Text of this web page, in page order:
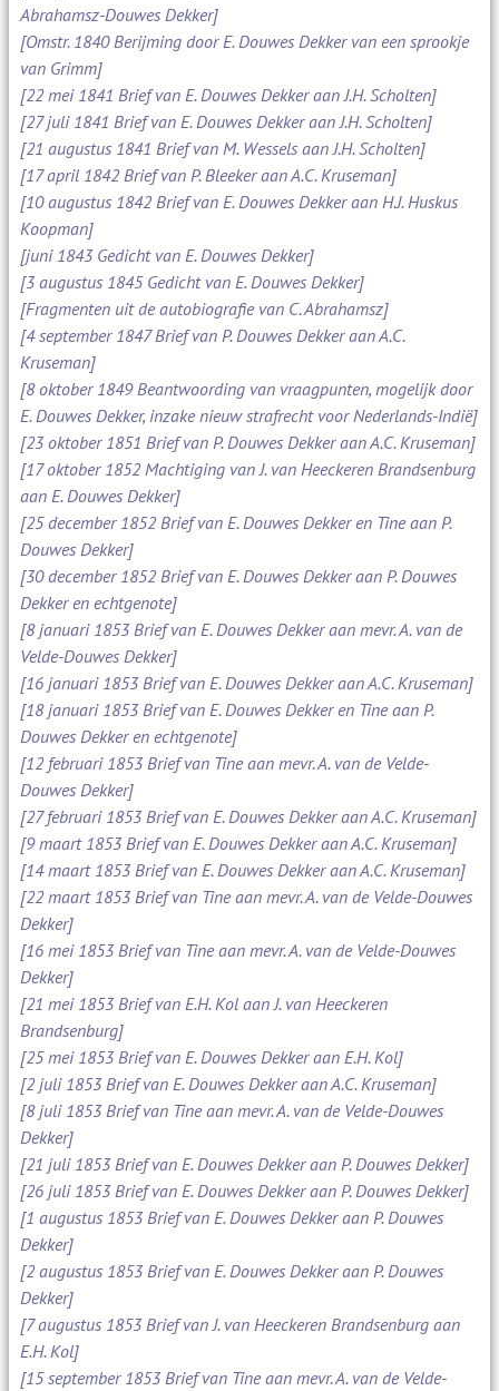
Abrahamsz-Douwes Dekker]
[Omstr. 1840 Berijming door E. Douwes Dekker van een sprookje
van Grimm]
[22 mei 1841 Brief van E. Douwes Dekker aan J.H. Scholten]
[27 juli 1841 Brief van E. Douwes Dekker aan J.H. Scholten]
[21 augustus 1841 Brief van M. Wessels aan J.H. Scholten]
[17 april 1842 Brief van P. Bleeker aan A.C. Kruseman]
[10 augustus 1842 Brief van E. Douwes Dekker aan H.J. Huskus
Koopman]
[juni 1843 Gedicht van E. Douwes Dekker]
[3 augustus 1845 Gedicht van E. Douwes Dekker]
[Fragmenten uit de autobiografie van C. Abrahamsz]
[4 september 1847 Brief van P. Douwes Dekker aan A.C.
Kruseman]
[8 oktober 1849 Beantwoording van vraagpunten, mogelijk door
E. Douwes Dekker, inzake nieuw strafrecht voor Nederlands-Indië]
[23 oktober 1851 Brief van P. Douwes Dekker aan A.C. Kruseman]
[17 oktober 1852 Machtiging van J. van Heeckeren Brandsenburg
aan E. Douwes Dekker]
[25 december 1852 Brief van E. Douwes Dekker en Tine aan P.
Douwes Dekker]
[30 december 1852 Brief van E. Douwes Dekker aan P. Douwes
Dekker en echtgenote]
[8 januari 1853 Brief van E. Douwes Dekker aan mevr. A. van de
Velde-Douwes Dekker]
[16 januari 1853 Brief van E. Douwes Dekker aan A.C. Kruseman]
[18 januari 1853 Brief van E. Douwes Dekker en Tine aan P.
Douwes Dekker en echtgenote]
[12 februari 1853 Brief van Tine aan mevr. A. van de Velde-
Douwes Dekker]
[27 februari 1853 Brief van E. Douwes Dekker aan A.C. Kruseman]
[9 maart 1853 Brief van E. Douwes Dekker aan A.C. Kruseman]
[14 maart 1853 Brief van E. Douwes Dekker aan A.C. Kruseman]
[22 maart 1853 Brief van Tine aan mevr. A. van de Velde-Douwes
Dekker]
[16 mei 1853 Brief van Tine aan mevr. A. van de Velde-Douwes
Dekker]
[21 mei 1853 Brief van E.H. Kol aan J. van Heeckeren
Brandsenburg]
[25 mei 1853 Brief van E. Douwes Dekker aan E.H. Kol]
[2 juli 1853 Brief van E. Douwes Dekker aan A.C. Kruseman]
[8 juli 1853 Brief van Tine aan mevr. A. van de Velde-Douwes
Dekker]
[21 juli 1853 Brief van E. Douwes Dekker aan P. Douwes Dekker]
[26 juli 1853 Brief van E. Douwes Dekker aan P. Douwes Dekker]
[1 augustus 1853 Brief van E. Douwes Dekker aan P. Douwes
Dekker]
[2 augustus 1853 Brief van E. Douwes Dekker aan P. Douwes
Dekker]
[7 augustus 1853 Brief van J. van Heeckeren Brandsenburg aan
E.H. Kol]
[15 september 1853 Brief van Tine aan mevr. A. van de Velde-